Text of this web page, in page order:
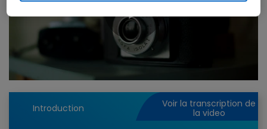
Play
Video
Introduction
Voir la transcription de
la video